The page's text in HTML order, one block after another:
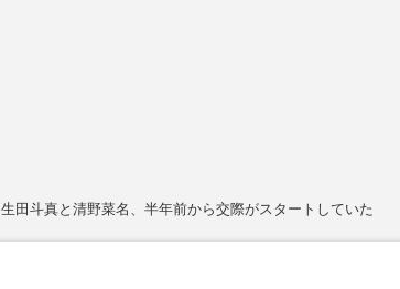
生田斗真と清野菜名、半年前から交際がスタートしていた